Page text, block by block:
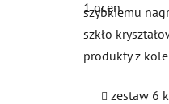
produktu
wynosi
5,0
5
1 ocen
szybkiemu
szkło
produkty z
zestaw 6